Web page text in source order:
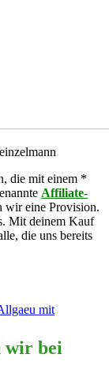
die mit einem *
Affiliate-
wir eine Provision.
Mit deinem Kauf
die uns bereits
wir bei